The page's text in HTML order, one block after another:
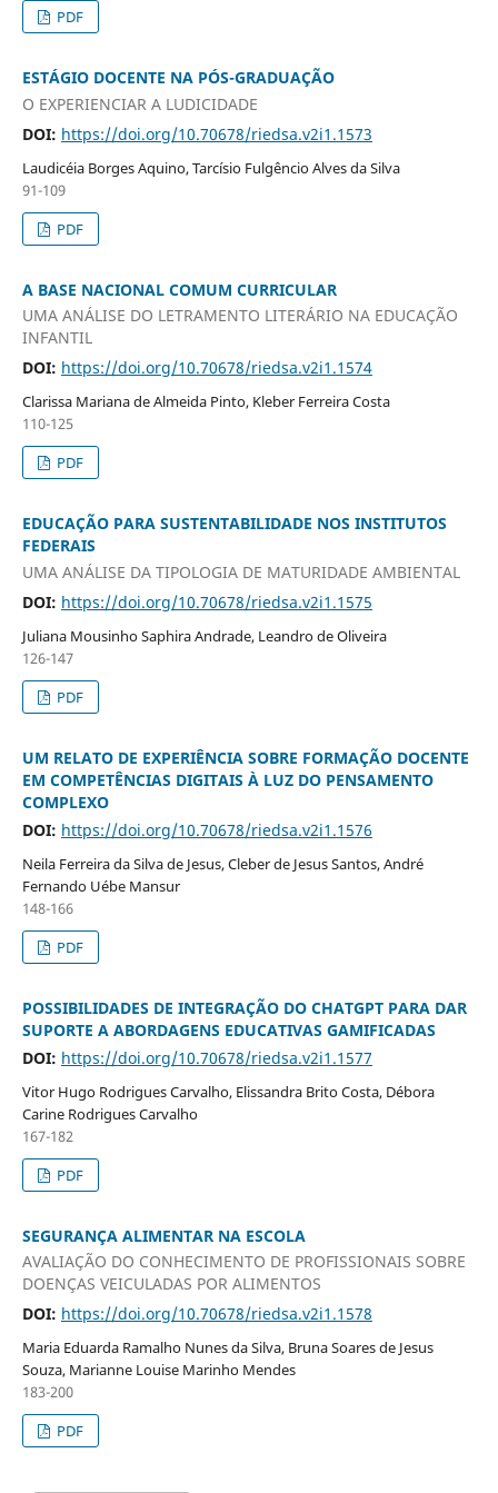
PDF
ESTÁGIO DOCENTE NA PÓS-GRADUAÇÃO
O EXPERIENCIAR A LUDICIDADE
DOI: https://doi.org/10.70678/riedsa.v2i1.1573
Laudicéia Borges Aquino, Tarcísio Fulgêncio Alves da Silva
91-109
PDF
A BASE NACIONAL COMUM CURRICULAR
UMA ANÁLISE DO LETRAMENTO LITERÁRIO NA EDUCAÇÃO
INFANTIL
DOI: https://doi.org/10.70678/riedsa.v2i1.1574
Clarissa Mariana de Almeida Pinto, Kleber Ferreira Costa
110-125
PDF
EDUCAÇÃO PARA SUSTENTABILIDADE NOS INSTITUTOS
FEDERAIS
UMA ANÁLISE DA TIPOLOGIA DE MATURIDADE AMBIENTAL
DOI: https://doi.org/10.70678/riedsa.v2i1.1575
Juliana Mousinho Saphira Andrade, Leandro de Oliveira
126-147
PDF
UM RELATO DE EXPERIÊNCIA SOBRE FORMAÇÃO DOCENTE
EM COMPETÊNCIAS DIGITAIS À LUZ DO PENSAMENTO
COMPLEXO
DOI: https://doi.org/10.70678/riedsa.v2i1.1576
Neila Ferreira da Silva de Jesus, Cleber de Jesus Santos, André
Fernando Uébe Mansur
148-166
PDF
POSSIBILIDADES DE INTEGRAÇÃO DO CHATGPT PARA DAR
SUPORTE A ABORDAGENS EDUCATIVAS GAMIFICADAS
DOI: https://doi.org/10.70678/riedsa.v2i1.1577
Vitor Hugo Rodrigues Carvalho, Elissandra Brito Costa, Débora
Carine Rodrigues Carvalho
167-182
PDF
SEGURANÇA ALIMENTAR NA ESCOLA
AVALIAÇÃO DO CONHECIMENTO DE PROFISSIONAIS SOBRE
DOENÇAS VEICULADAS POR ALIMENTOS
DOI: https://doi.org/10.70678/riedsa.v2i1.1578
Maria Eduarda Ramalho Nunes da Silva, Bruna Soares de Jesus
Souza, Marianne Louise Marinho Mendes
183-200
PDF